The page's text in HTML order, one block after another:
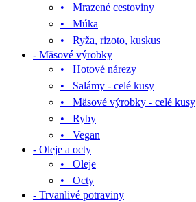
• Mrazené cestoviny
• Múka
• Ryža, rizoto, kuskus
- Mäsové výrobky
• Hotové nárezy
• Salámy - celé kusy
• Mäsové výrobky - celé kusy
• Ryby
• Vegan
- Oleje a octy
• Oleje
• Octy
- Trvanlivé potraviny